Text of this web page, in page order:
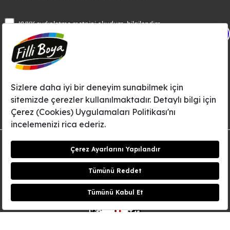
Frezya Rengi
Bilgi Toplumu Hizmetleri
İnternet Sitesi Kullanım Koşulları
KVKK Talep Formu
KVKK aydınlatma metniniokudum, bilgilendim.
Aksi tarafımca bildirilene dek, Betek Boya ve Kimya Sanayi A.Ş.'nin
Filli Boya dahil tüm markaları ile ilgili kampanya, duyuru, hizmetler ve
tanıtım faaliyetleri vb. ile ilgili olarak e-posta yoluyla şahsıma
bilgilendirme yapılmasına ve iletişim kurulmasına izin veriyorum.
© Filli Boya 2026. Tüm Hakları Saklıdır.